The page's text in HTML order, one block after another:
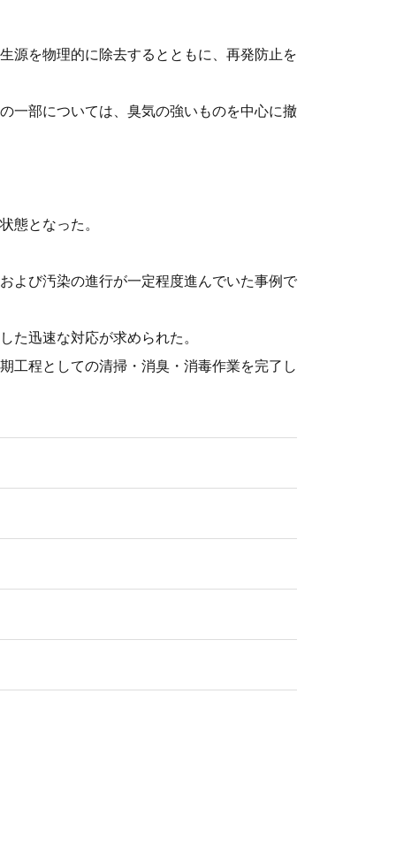
源を物理的に除去するとともに、再発防止を
一部については、臭気の強いものを中心に撤
態となった。
よび汚染の進行が一定程度進んでいた事例で
た迅速な対応が求められた。
工程としての清掃・消臭・消毒作業を完了し